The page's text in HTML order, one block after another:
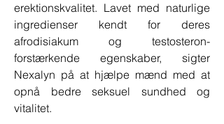
erektionskvalitet. Lavet med naturlige
ingredienser kendt for deres
afrodisiakum og testosteron-
forstærkende egenskaber, sigter
Nexalyn på at hjælpe mænd med at
opnå bedre seksuel sundhed og
vitalitet.